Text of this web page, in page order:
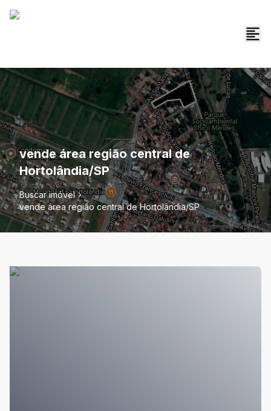
vende área região central de
Hortolândia/SP
Buscar imóvel
vende área região central de Hortolândia/SP